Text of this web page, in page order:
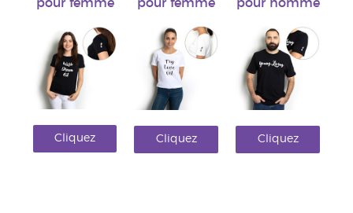
pour femme
Cliquez
pour femme
Cliquez
pour homme
Cliquez